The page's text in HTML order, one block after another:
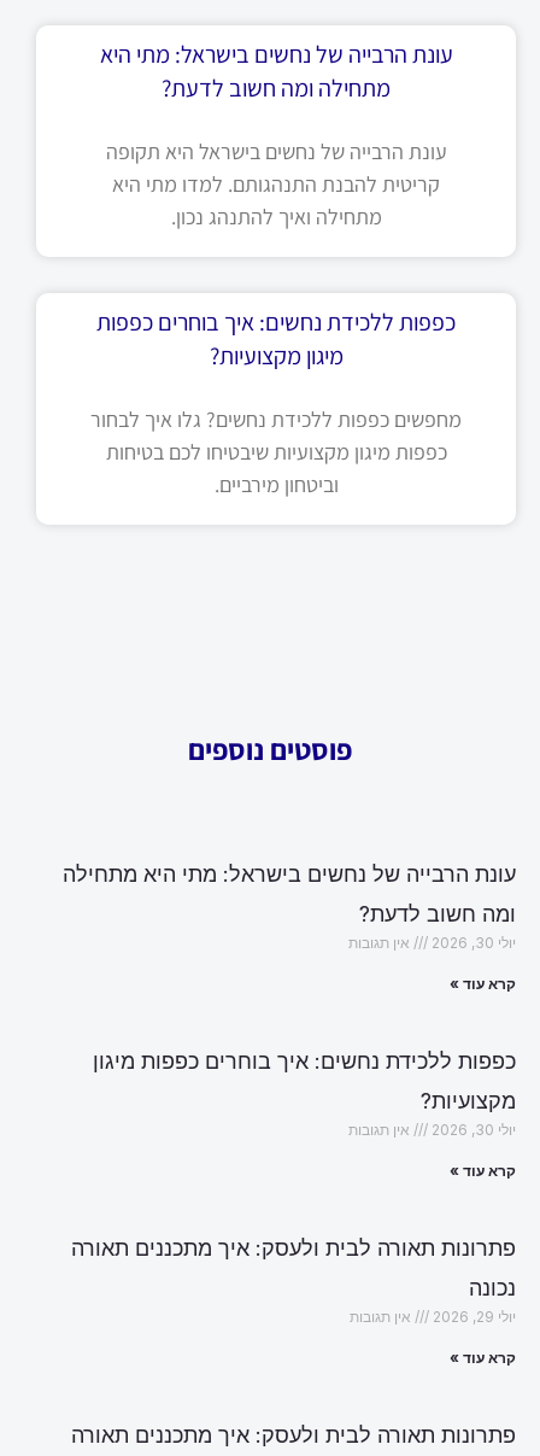
עונת הרבייה של נחשים בישראל: מתי היא
מתחילה ומה חשוב לדעת?
עונת הרבייה של נחשים בישראל היא תקופה
קריטית להבנת התנהגותם. למדו מתי היא
מתחילה ואיך להתנהג נכון.
כפפות ללכידת נחשים: איך בוחרים כפפות
מיגון מקצועיות?
מחפשים כפפות ללכידת נחשים? גלו איך לבחור
כפפות מיגון מקצועיות שיבטיחו לכם בטיחות
וביטחון מירביים.
פוסטים נוספים
עונת הרבייה של נחשים בישראל: מתי היא מתחילה
ומה חשוב לדעת?
יולי 30, 2026 אין תגובות
קרא עוד »
כפפות ללכידת נחשים: איך בוחרים כפפות מיגון
מקצועיות?
יולי 30, 2026 אין תגובות
קרא עוד »
פתרונות תאורה לבית ולעסק: איך מתכננים תאורה
נכונה
יולי 29, 2026 אין תגובות
קרא עוד »
פתרונות תאורה לבית ולעסק: איך מתכננים תאורה